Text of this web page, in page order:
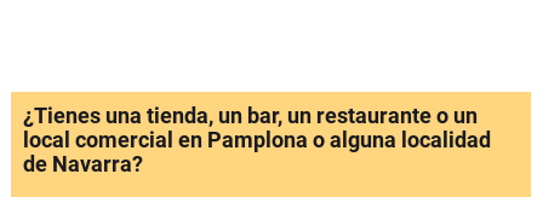
¿Tienes una tienda, un bar, un restaurante o un
local comercial en Pamplona o alguna localidad
de Navarra?